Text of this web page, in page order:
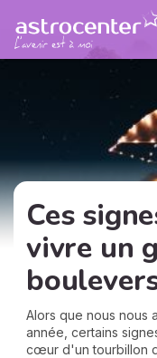
Ces
vivre un
Alors que nous nous
année, certains
cœur d'un tourbillon